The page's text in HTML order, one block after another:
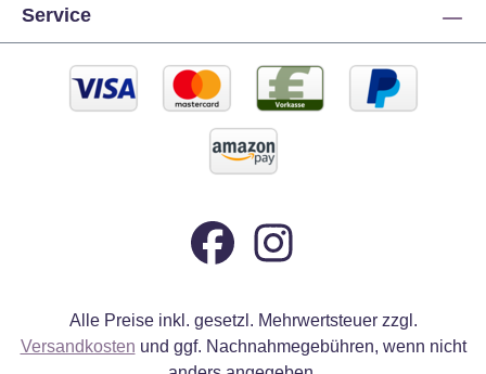
Service
Alle Preise inkl. gesetzl. Mehrwertsteuer zzgl.
Versandkosten und ggf. Nachnahmegebühren, wenn nicht